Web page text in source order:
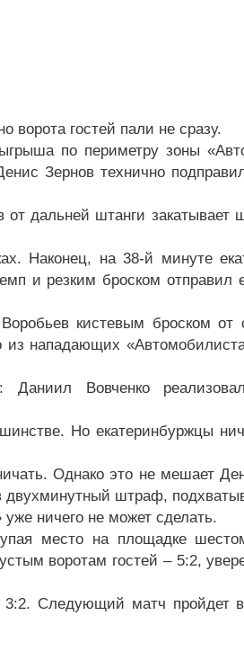
ворота гостей пали не сразу.
по периметру зоны
Зернов технично
дальней штанги закатывает
Наконец, на 38-й минуте
и резким броском отправил
кистевым броском от
нападающих
Вовченко
Но екатеринбуржцы
Однако это не мешает
двухминутный штраф,
ничего не может сделать.
место на площадке
воротам гостей – 5:2,
Следующий матч пройдет